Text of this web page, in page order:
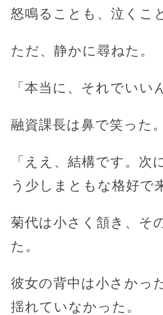
怒鳴ることも、泣くこ
ただ、静かに尋ねた。
「本当に、それでいい
融資課長は鼻で笑った。
「ええ、結構です。次
う少しまともな格好で
菊代は小さく頷き、そ
た。
彼女の背中は小さかっ
揺れていなかった。